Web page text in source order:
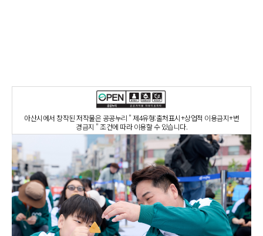
아산시에서 창작된 저작물은 공공누리 " 제4유형:출처표시+상업적 이용금지+변
경금지 " 조건에 따라 이용할 수 있습니다.